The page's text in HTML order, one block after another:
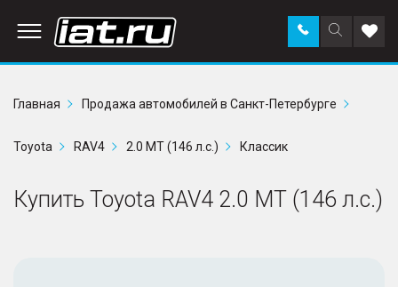
Поиск
по
Заказать
звонок в
Главная
Продажа автомобилей в Санкт-Петербурге
Toyota RAV4 2.0 MT (146 л.с.) Классик
Купить Toyota RAV4 2.0 MT (146 л.с.)